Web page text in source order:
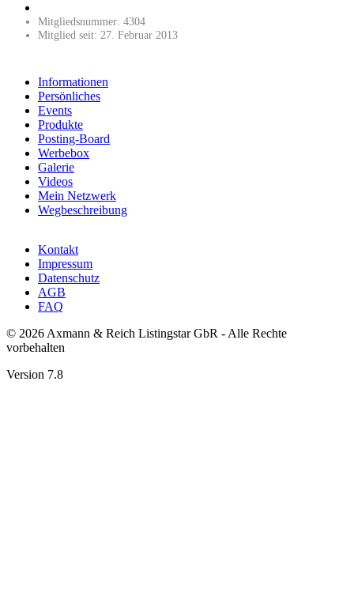
Mitgliedsnummer: 4304
Mitglied seit: 27. Februar 2013
Informationen
Persönliches
Events
Produkte
Posting-Board
Werbebox
Galerie
Videos
Mein Netzwerk
Wegbeschreibung
Kontakt
Impressum
Datenschutz
AGB
FAQ
© 2026 Axmann & Reich Listingstar GbR - Alle Rechte
vorbehalten
Version 7.8